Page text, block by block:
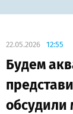
22.05.2026 12:55
Будем
обсудили